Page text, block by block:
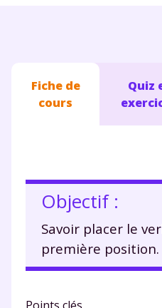
Fiche de
cours
Quiz
Objectif :
Savoir placer le
première position.